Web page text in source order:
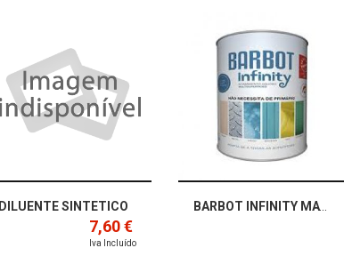
DILUENTE SINTETICO
7,60 €
Iva Incluído
BARBOT INFINITY MATE